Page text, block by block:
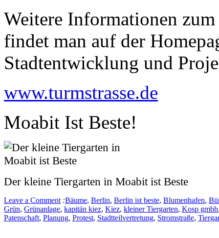
Weitere Informationen
findet man auf der
Stadtentwicklung und
www.turmstrasse.de
Moabit Ist Beste!
Der kleine Tiergarten in Moabit ist Beste
Leave a Comment :Bäume, Berlin, Berlin ist beste, Blumenhafen,
Grün, Grünanlage, kapitän kiez, Kiez, kleiner Tiergarten, Kosp gmbh
Patenschaft, Planung, Protest, Stadtteilvertretung, Stromstraße,